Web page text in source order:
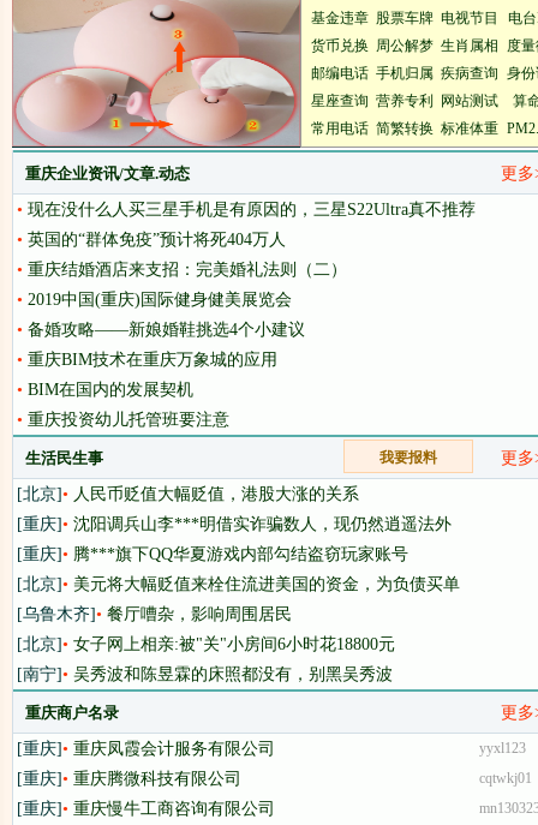
基金违章 股票车牌 电视节目 电台
货币兑换 周公解梦 生肖属相
度
邮编电话 手机归属 疾病查询 身
星座查询 营养专利 网站测试
算
常用电话 简繁转换 标准体重
重庆企业资讯/文章.动态
更多
• 现在没什么人买三星手机是有原因的，三星S22Ultra真不推荐
• 英国的“群体免疫”预计将死404万人
• 重庆结婚酒店来支招：完美婚礼法则（二）
• 2019中国(重庆)国际健身健美展览会
• 备婚攻略——新娘婚鞋挑选4个小建议
• 重庆BIM技术在重庆万象城的应用
• BIM在国内的发展契机
• 重庆投资幼儿托管班要注意
生活民生事 更多
我要报料
[北京]• 人民币贬值大幅贬值，港股大涨的关系
[重庆]• 沈阳调兵山李***明借实诈骗数人，现仍然逍遥法外
[重庆]• 腾***旗下QQ华夏游戏内部勾结盗窃玩家账号
[北京]• 美元将大幅贬值来栓住流进美国的资金，为负债买单
[乌鲁木齐]• 餐厅嘈杂，影响周围居民
[北京]• 女子网上相亲:被"关"小房间6小时花18800元
[南宁]• 吴秀波和陈昱霖的床照都没有，别黑吴秀波
重庆商户名录
更多
[重庆]• 重庆凤霞会计服务有限公司 yyxl123
[重庆]• 重庆腾微科技有限公司 cqtwkj01
[重庆]• 重庆慢牛工商咨询有限公司